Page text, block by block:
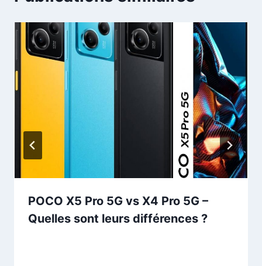
POCO X5 Pro 5G vs X4 Pro 5G –
Quelles sont leurs différences ?